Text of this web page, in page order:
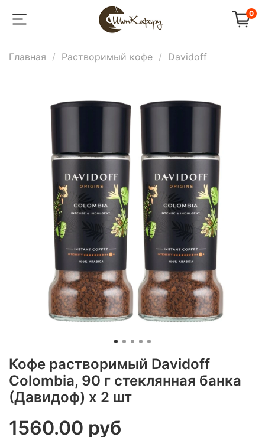
0
Главная Растворимый кофе Davidoff
Кофе растворимый Davidoff
Colombia, 90 г стеклянная банка
(Давидоф) х 2 шт
1560.00 руб